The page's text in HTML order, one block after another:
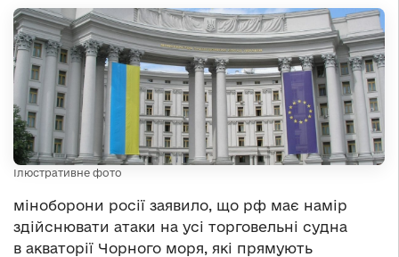
Ілюстративне фото
міноборони росії заявило, що рф має намір
здійснювати атаки на усі торговельні судна
в акваторії Чорного моря, які прямують